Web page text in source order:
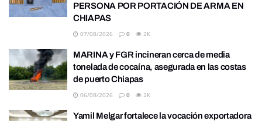
PERSONA POR PORTACIÓN DE ARMA EN
CHIAPAS
07/08/2026 0 2K
MARINA y FGR incineran cerca de media
tonelada de cocaína, asegurada en las costas
de puerto Chiapas
06/08/2026 0 2K
Yamil Melgar fortalece la vocación exportadora